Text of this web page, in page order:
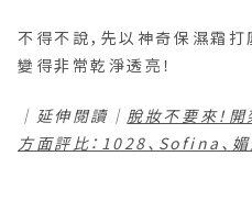
不得不說，先以神奇保濕霜
變得非常乾淨透亮！
｜延伸閱讀｜ 脫妝不要來！
方面評比：1028、Sofina、